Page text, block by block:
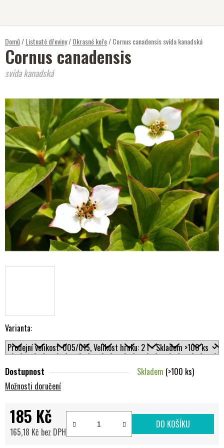
Domů/Listnaté dřeviny/Okrasné keře/Cornus canadensissvída kanadská
Varianta:
Dostupnost Skladem (>100 ks)
Možnosti doručení
185 Kč
165,18 Kč bez DPH
DO KOŠÍKU
Cornus canadensis
svída kanadská